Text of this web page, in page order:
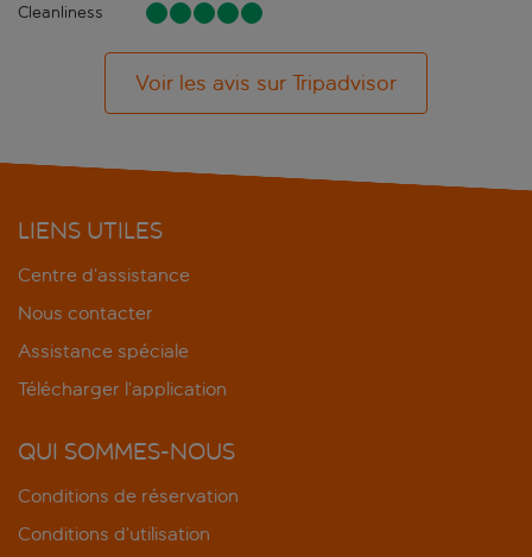
Cleanliness
Voir les avis sur Tripadvisor
LIENS UTILES
Centre d’assistance
Nous contacter
Assistance spéciale
Télécharger l’application
QUI SOMMES-NOUS
Conditions de réservation
Conditions d’utilisation